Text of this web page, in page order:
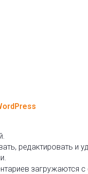
редактировать и
загружаются с